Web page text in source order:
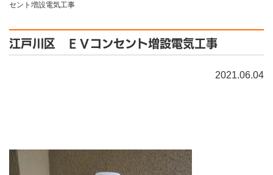
セント増設電気工事
江戸川区 ＥＶコンセント増設電気工事
2021.06.04